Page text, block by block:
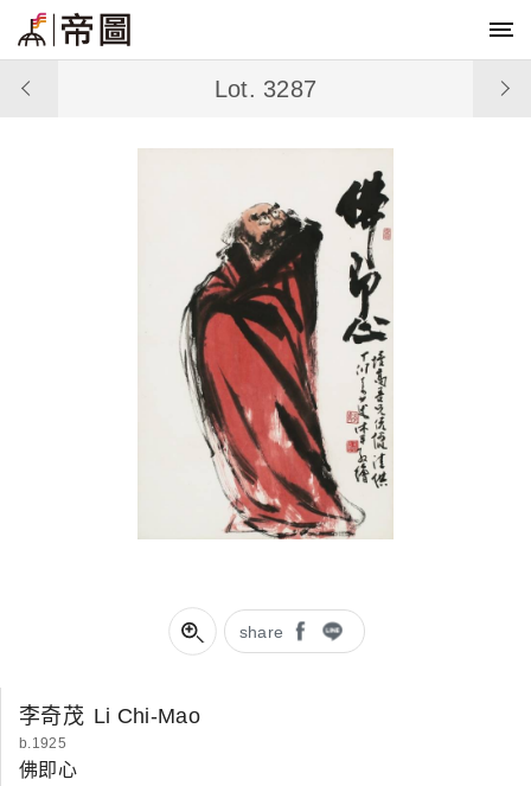
share
Lot. 3287
李奇茂 Li Chi-Mao
b.1925
佛即心